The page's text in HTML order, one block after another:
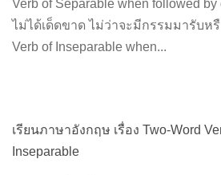
Verb of Separable when followed
ไม่ได้เด็ดขาด ไม่ว่าจะมีกรรมมารับห
Verb of Inseparable when...
เรียนภาษาอังกฤษ เรื่อง Two-Word
Inseparable